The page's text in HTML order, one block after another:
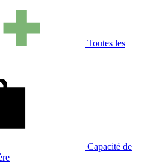
Toutes les
Capacité de